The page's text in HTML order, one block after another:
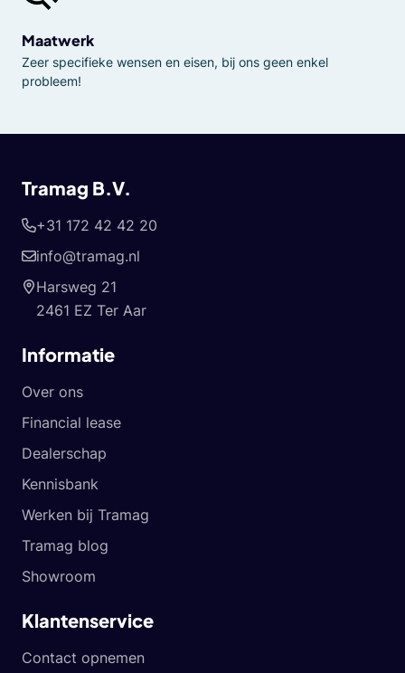
Maatwerk
Zeer specifieke wensen en eisen, bij ons geen enkel
probleem!
Tramag B.V.
+31 172 42 42 20
info@tramag.nl
Harsweg 21
2461 EZ Ter Aar
Informatie
Over ons
Financial lease
Dealerschap
Kennisbank
Werken bij Tramag
Tramag blog
Showroom
Klantenservice
Contact opnemen